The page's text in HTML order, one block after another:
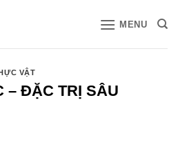
MENU
VẬT
– ĐẶC TRỊ SÂU